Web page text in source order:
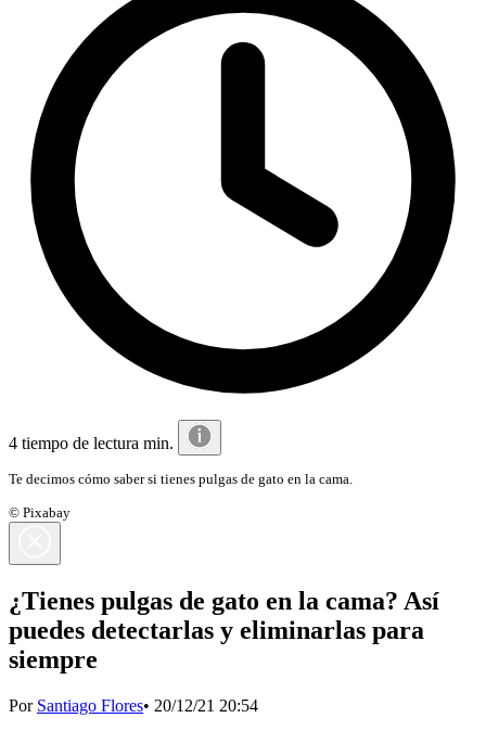
4 tiempo de lectura min.
Te decimos cómo saber si tienes pulgas de gato en la cama.
© Pixabay
¿Tienes pulgas de gato en la cama? Así
puedes detectarlas y eliminarlas para
siempre
Por Santiago Flores• 20/12/21 20:54